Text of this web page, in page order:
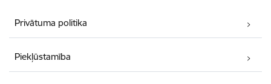
Privātuma politika
Piekļūstamība